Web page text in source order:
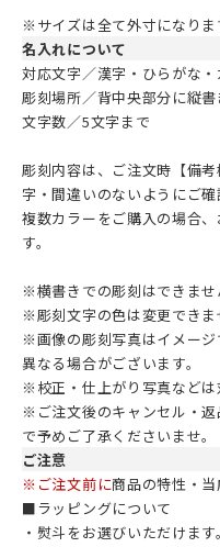
※サイズは全て外寸になりま
名入れについて
対応文字／漢字・ひらがな・
彫刻場所／背中央部分に縦書
文字数／5文字まで
彫刻内容は、ご注文時【備
字・間違いのないようにご確
複数カラーをご購入の場合
す。
※横書きでの彫刻はできませ
※彫刻文字の色は変更できま
※画像の彫刻写真はイメー
異なる場合がございます。
※校正・仕上がり写真などは
※ご注文後のキャンセル・
で予めご了承くださいませ。
ご注意
※ご注文前に商品の特性・
■ラッピングについて
・熨斗をお選びいただけま